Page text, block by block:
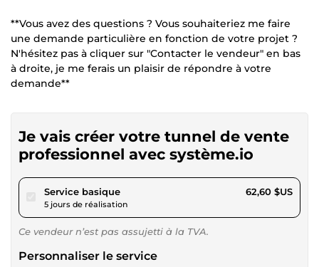
**Vous avez des questions ? Vous souhaiteriez me faire
une demande particulière en fonction de votre projet ?
N'hésitez pas à cliquer sur "Contacter le vendeur" en bas
à droite, je me ferais un plaisir de répondre à votre
demande**
Je vais créer votre tunnel de vente
professionnel avec système.io
Service basiquepour 57,69 $US
5 jours de réalisation
62,60 $US
Ce vendeur n’est pas assujetti à la TVA.
Personnaliser le service